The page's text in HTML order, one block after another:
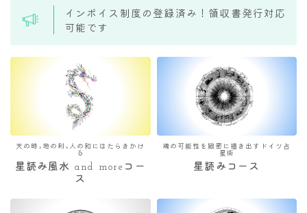
インボイス制度の登録済み！領収書発行対応
可能です
天の時×地の利×人の和にはたらきかけ
る
星読み風水 and moreコー
ス
魂の可能性を緻密に描き出すドイツ占
星術
星読みコース